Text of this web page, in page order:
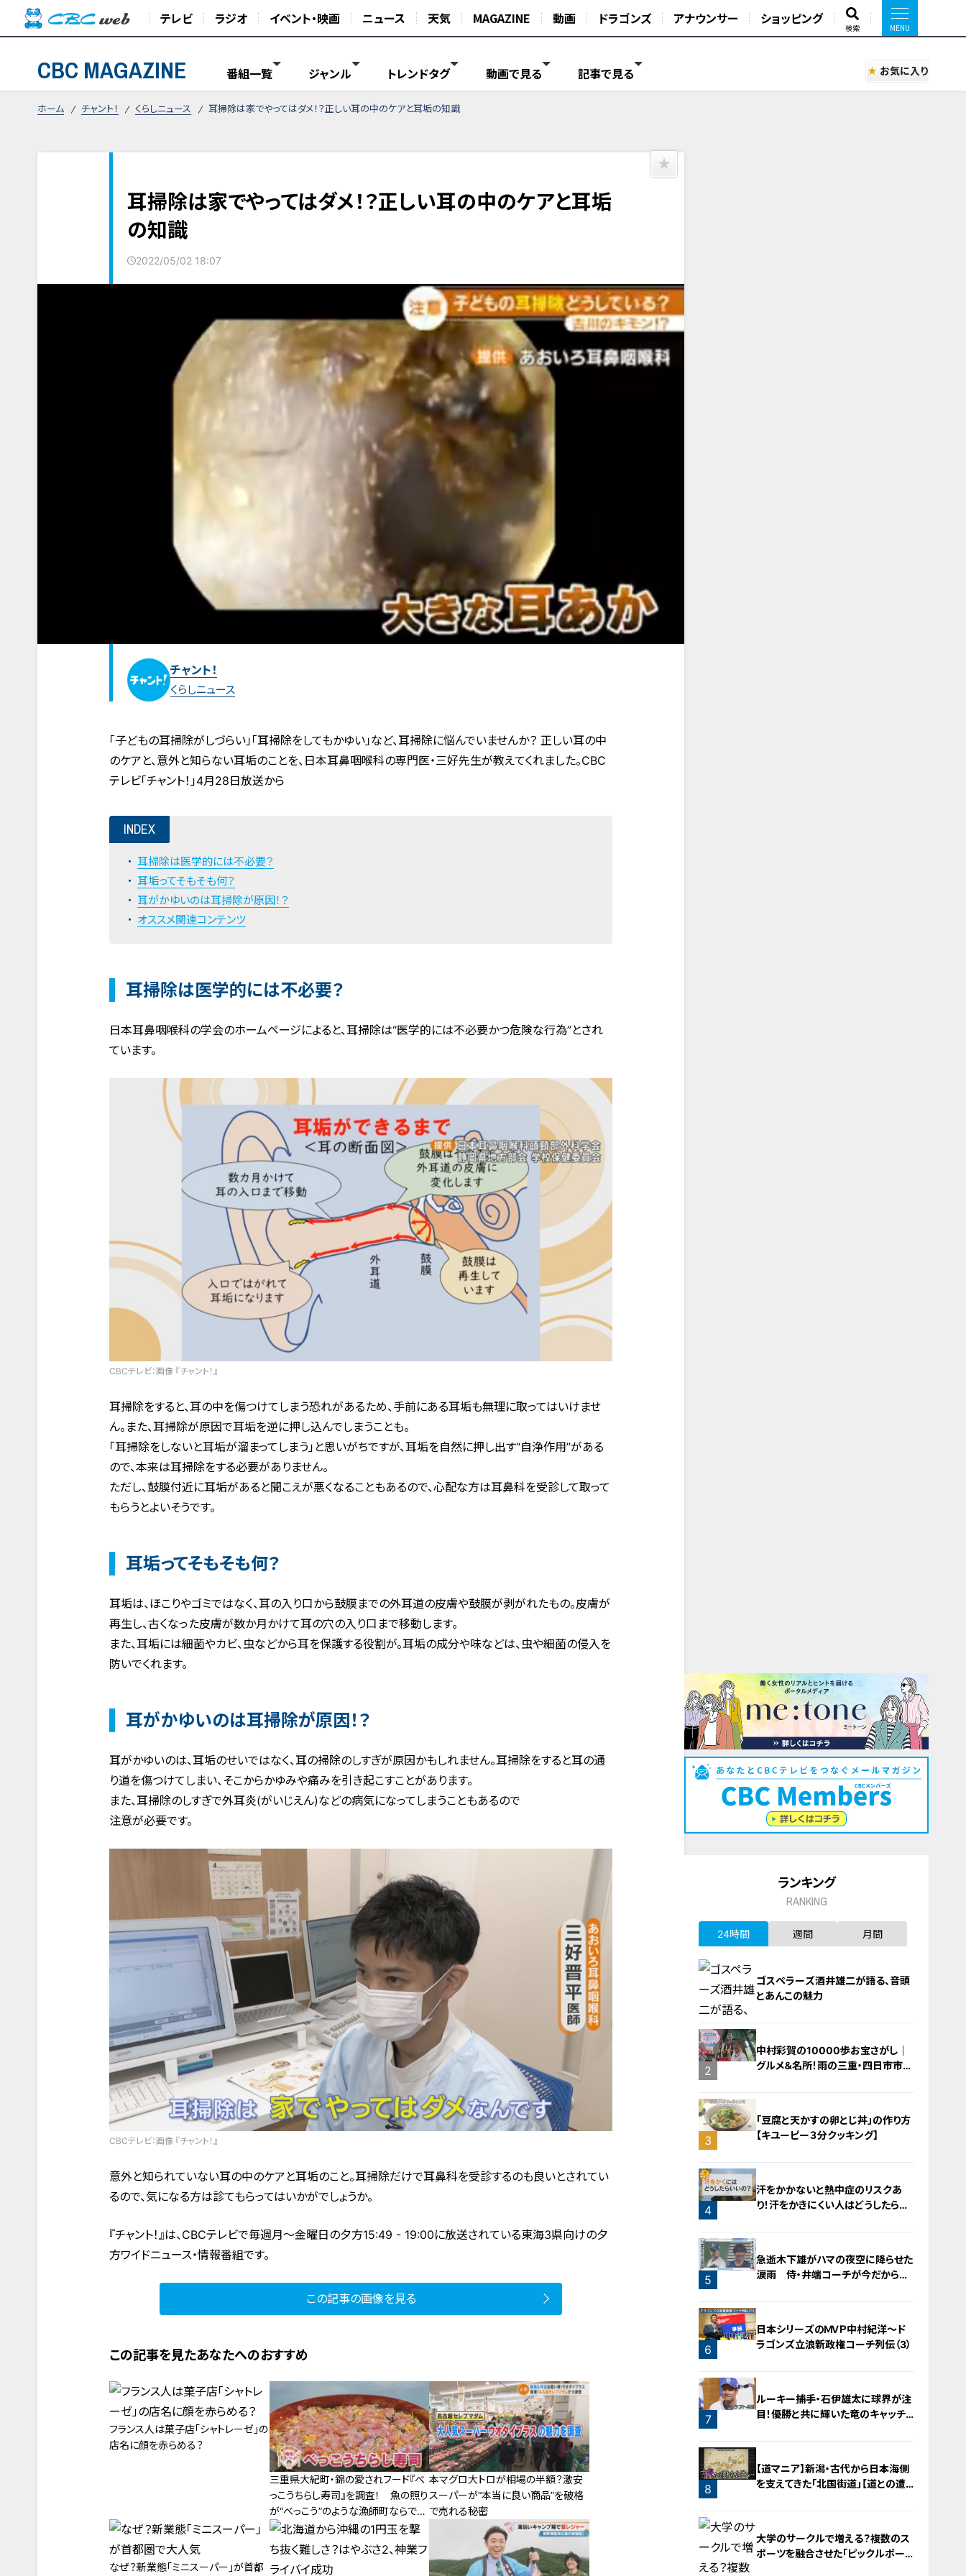
テレビ ラジオ イベント・映画 ニュース 天気 MAGAZINE 動画 ドラゴンズ アナウンサー ショッピング
検索
CBC MAGAZINE 番組一覧 ジャンル トレンドタグ 動画で見る 記事で見る お気に入り
ホーム チャント！ くらしニュース 耳掃除は家でやってはダメ！？正しい耳の中のケアと耳垢の知識
耳掃除は家でやってはダメ！？正しい耳の中のケアと耳垢
の知識
2022/05/02 18:07
チャント！
くらしニュース
「子どもの耳掃除がしづらい」「耳掃除をしてもかゆい」など、耳掃除に悩んでいませんか？ 正しい耳の中
のケアと、意外と知らない耳垢のことを、日本耳鼻咽喉科の専門医・三好先生が教えてくれました。CBC
テレビ「チャント！」4月28日放送から
INDEX
耳掃除は医学的には不必要？
耳垢ってそもそも何？
耳がかゆいのは耳掃除が原因！？
オススメ関連コンテンツ
耳掃除は医学的には不必要？
日本耳鼻咽喉科の学会のホームページによると、耳掃除は“医学的には不必要かつ危険な行為”とされ
ています。
CBCテレビ：画像 『チャント！』
耳掃除をすると、耳の中を傷つけてしまう恐れがあるため、手前にある耳垢も無理に取ってはいけませ
ん。また、耳掃除が原因で耳垢を逆に押し込んでしまうことも。
「耳掃除をしないと耳垢が溜まってしまう」と思いがちですが、耳垢を自然に押し出す“自浄作用”がある
ので、本来は耳掃除をする必要がありません。
ただし、鼓膜付近に耳垢があると聞こえが悪くなることもあるので、心配な方は耳鼻科を受診して取って
もらうとよいそうです。
耳垢ってそもそも何？
耳垢は、ほこりやゴミではなく、耳の入り口から鼓膜までの外耳道の皮膚や鼓膜が剥がれたもの。皮膚が
再生し、古くなった皮膚が数か月かけて耳の穴の入り口まで移動します。
また、耳垢には細菌やカビ、虫などから耳を保護する役割が。耳垢の成分や味などは、虫や細菌の侵入を
防いでくれます。
耳がかゆいのは耳掃除が原因！？
耳がかゆいのは、耳垢のせいではなく、耳の掃除のしすぎが原因かもしれません。耳掃除をすると耳の通
り道を傷つけてしまい、そこからかゆみや痛みを引き起こすことがあります。
また、耳掃除のしすぎで外耳炎(がいじえん)などの病気になってしまうこともあるので
注意が必要です。
CBCテレビ：画像 『チャント！』
意外と知られていない耳の中のケアと耳垢のこと。耳掃除だけで耳鼻科を受診するのも良いとされてい
るので、気になる方は診てもらってはいかがでしょうか。
『チャント！』は、CBCテレビで毎週月～金曜日の夕方15:49 - 19:00に放送されている東海3県向けの夕
方ワイドニュース・情報番組です。
この記事の画像を見る
この記事を見たあなたへのおすすめ
フランス人は菓子店「シャトレーゼ」の
店名に顔を赤らめる？
三重県大紀町・錦の愛されフード『べ
っこうちらし寿司』を調査！ 魚の照り
が“べっこう”のような漁師町ならでは
のちらし寿司
本マグロ大トロが相場の半額？激安
スーパーが“本当に良い商品”を破格
で売れる秘密
なぜ？新業態「ミニスーパー」が首都
ランキング
RANKING
24時間 週間 月間
1
ゴスペラーズ酒井雄二が語る、音頭
とあんこの魅力
2
中村彩賀の10000歩お宝さがし｜
グルメ＆名所！雨の三重・四日市市で
3
「豆腐と天かすの卵とじ丼」の作り方
【キユーピー３分クッキング】
4
汗をかかないと熱中症のリスクあ
り！汗をかきにくい人はどうしたらい
5
急逝木下雄がハマの夜空に降らせた
涙雨 侍・井端コーチが今だから明
6
日本シリーズのＭＶＰ中村紀洋～ド
ラゴンズ立浪新政権コーチ列伝（3）
7
ルーキー捕手・石伊雄太に球界が注
目！優勝と共に輝いた竜のキャッチャ
8
【道マニア】新潟・古代から日本海側
を支えてきた「北国街道」【道との遭
大学のサークルで増える？複数のス
ポーツを融合させた「ピックルボー